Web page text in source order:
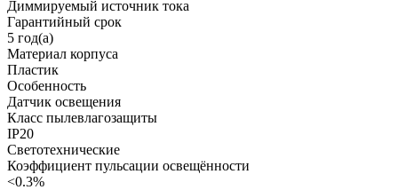
Диммируемый источник тока
Гарантийный срок
5 год(а)
Материал корпуса
Пластик
Особенность
Датчик освещения
Класс пылевлагозащиты
IP20
Светотехнические
Коэффициент пульсации освещённости
<0.3%